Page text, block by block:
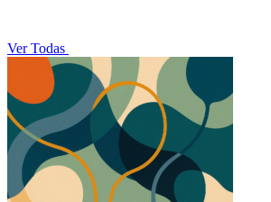
Ver Todas